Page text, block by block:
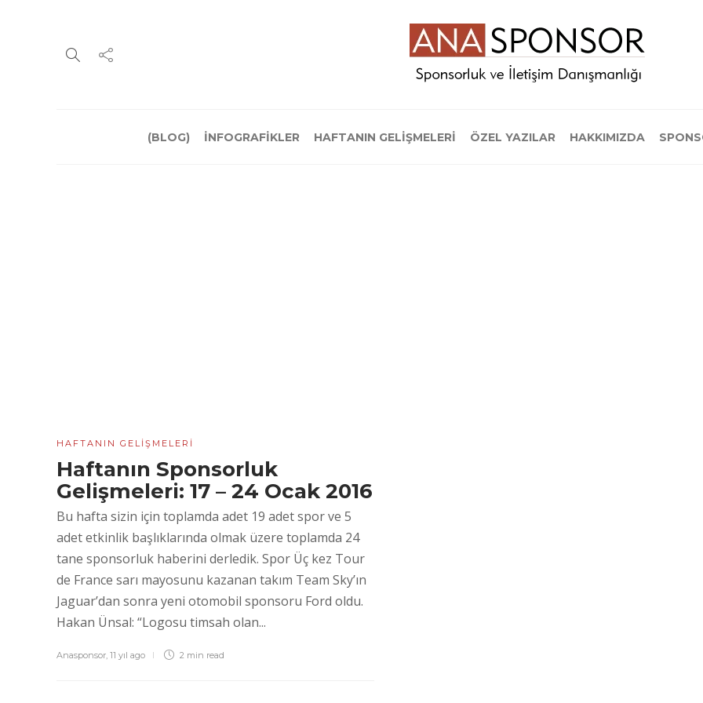
(BLOG) İNFOGRAFİKLER HAFTANIN GELİŞMELERİ ÖZEL YAZILAR HAKKIMIZDA
HAFTANIN GELIŞMELERI
Haftanın Sponsorluk
Gelişmeleri: 17 – 24 Ocak 2016
Bu hafta sizin için toplamda adet 19 adet spor ve 5
adet etkinlik başlıklarında olmak üzere toplamda 24
tane sponsorluk haberini derledik. Spor Üç kez Tour
de France sarı mayosunu kazanan takım Team Sky’ın
Jaguar’dan sonra yeni otomobil sponsoru Ford oldu.
Hakan Ünsal: “Logosu timsah olan...
Anasponsor, 11 yıl ago 2 min read